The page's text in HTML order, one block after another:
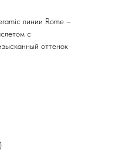
линии Rome –
с
оттенок